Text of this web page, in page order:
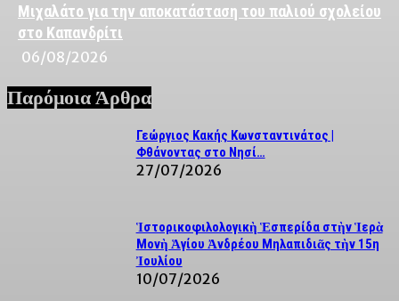
Μιχαλάτο για την αποκατάσταση του παλιού σχολείου
στο Καπανδρίτι
06/08/2026
Παρόμοια Άρθρα
Γεώργιος Κακής Κωνσταντινάτος |
Φθάνοντας στο Νησί…
27/07/2026
Ἱστορικοφιλολογικὴ Ἑσπερίδα στὴν Ἱερὰ
Μονὴ Ἁγίου Ἀνδρέου Μηλαπιδιᾶς τὴν 15η
Ἰουλίου
10/07/2026